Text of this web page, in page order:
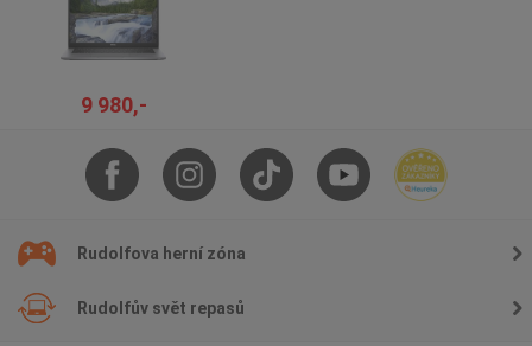
9 980,-
Rudolfova herní zóna
Rudolfův svět repasů